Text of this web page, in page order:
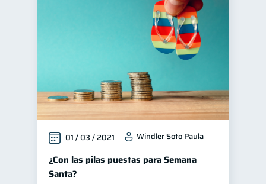
01 / 03 / 2021 Windler Soto Paula
¿Con las pilas puestas para Semana
Santa?